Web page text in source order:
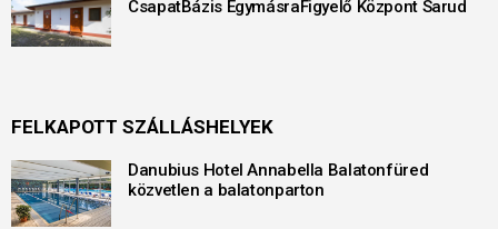
CsapatBázis EgymásraFigyelő Központ Sarud
FELKAPOTT SZÁLLÁSHELYEK
Danubius Hotel Annabella Balatonfüred
közvetlen a balatonparton